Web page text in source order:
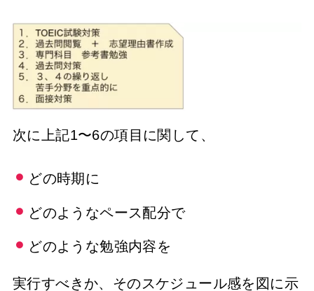
次に上記1〜6の項目に関して、
どの時期に
どのようなペース配分で
どのような勉強内容を
実行すべきか、そのスケジュール感を図に示